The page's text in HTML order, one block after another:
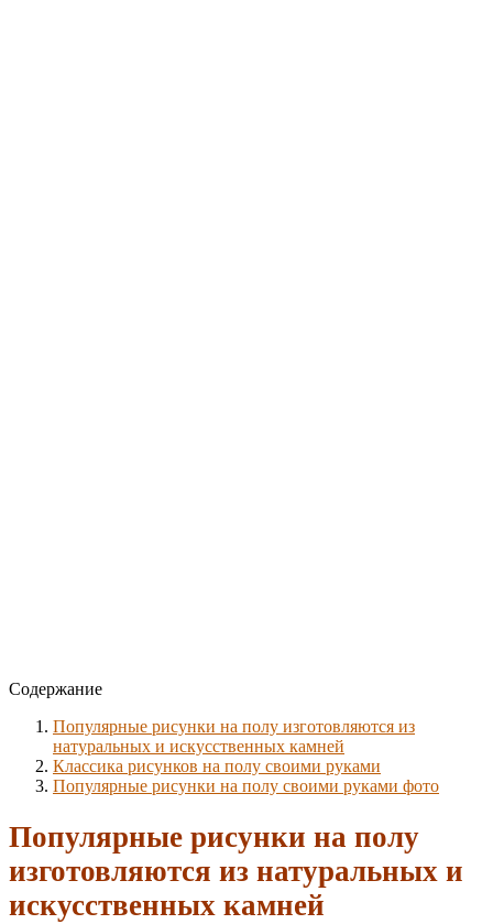
Содержание
Популярные рисунки на полу изготовляются из
натуральных и искусственных камней
Классика рисунков на полу своими руками
Популярные рисунки на полу своими руками фото
Популярные рисунки на полу
изготовляются из натуральных и
искусственных камней